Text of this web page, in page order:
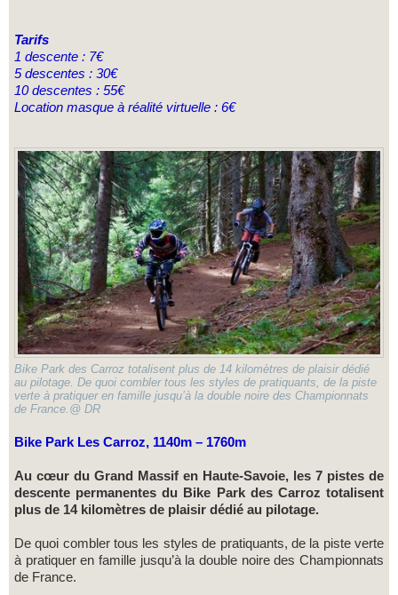
Tarifs
1 descente : 7€
5 descentes : 30€
10 descentes : 55€
Location masque à réalité virtuelle : 6€
Bike Park des Carroz totalisent plus de 14 kilomètres de plaisir dédié
au pilotage. De quoi combler tous les styles de pratiquants, de la piste
verte à pratiquer en famille jusqu’à la double noire des Championnats
de France.@ DR
Bike Park Les Carroz, 1140m – 1760m
Au cœur du Grand Massif en Haute-Savoie, les 7 pistes de
descente permanentes du Bike Park des Carroz totalisent
plus de 14 kilomètres de plaisir dédié au pilotage.
De quoi combler tous les styles de pratiquants, de la piste verte
à pratiquer en famille jusqu’à la double noire des Championnats
de France.